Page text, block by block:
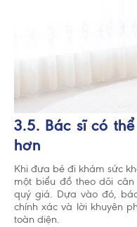
3.5. Bác sĩ có
hơn
Khi đưa bé đi khám sức
một biểu đồ theo dõi
quý giá. Dựa vào đó,
chính xác và lời khuyên
toàn diện.